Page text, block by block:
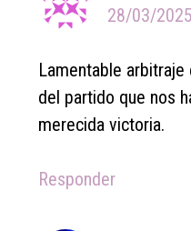
28/03/
Lamentable
del partido que nos
merecida victoria.
Responder